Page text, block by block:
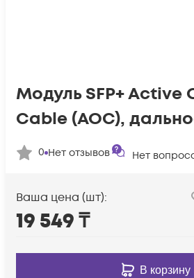
Модуль SFP+ Active
Cable (AOC),
0 Нет отзывов Нет
Ваша цена (шт):
19 549₸
В корзину